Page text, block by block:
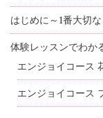
はじめに～1番大切
体験レッスンでわ
エンジョイコース
エンジョイコース